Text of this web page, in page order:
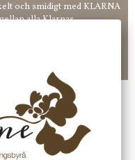
och smidigt med KLARNA
alla Klarnas
- 15.00